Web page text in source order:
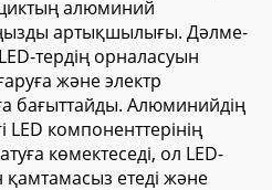
алюминий
артықшылығы. Дәлме-
тердің орналасуын
және электр
бағыттайды. Алюминийдің
LED компоненттерінің
көмектеседі, ол LED-
қамтамасыз етеді және